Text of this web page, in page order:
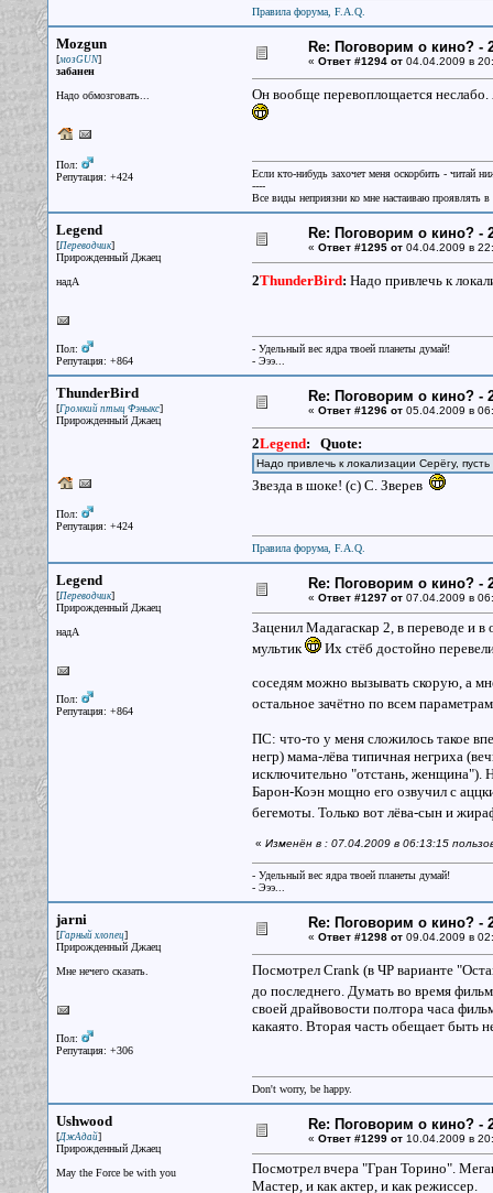
Правила форума, F.A.Q.
Mozgun
[мозGUN]
забанен
Надо обмозговать...
Пол:
Репутация: +424
Re: Поговорим о кино? -
« Ответ #1294 от04.04.2009 в
Он вообще перевоплощается неслабо.
Если кто-нибудь захочет меня оскорбить - читай
----
Все виды неприязни ко мне настаиваю проявлять
Legend
[Переводчик]
Прирожденный Джаец
надА
Пол:
Репутация: +864
Re: Поговорим о кино? -
« Ответ #1295 от04.04.2009 в
2ThunderBird: Надо привлечь к
- Удельный вес ядра твоей планеты думай!
- Эээ...
ThunderBird
[Громкий птыц Фэныкс]
Прирожденный Джаец
Пол:
Репутация: +424
Re: Поговорим о кино? -
« Ответ #1296 от05.04.2009 в
2Legend: Quote:
Надо привлечь к локализации Серёгу,
Звезда в шоке! (с) С. Зверев
Правила форума, F.A.Q.
Legend
[Переводчик]
Прирожденный Джаец
надА
Пол:
Репутация: +864
Re: Поговорим о кино? -
« Ответ #1297 от07.04.2009 в
Заценил Мадагаскар 2, в переводе и в
мультик
Их стёб достойно
соседям можно вызывать скорую, а
остальное зачётно по всем
ПС: что-то у меня сложилось такое
негр) мама-лёва типичная негриха
исключительно "отстань, женщина").
Барон-Коэн мощно его озвучил с
бегемоты. Только вот лёва-сын и
« Изменён в : 07.04.2009 в 06:13:15
- Удельный вес ядра твоей планеты думай!
- Эээ...
jarni
[Гарный хлопец]
Прирожденный Джаец
Мне нечего сказать.
Пол:
Репутация: +306
Re: Поговорим о кино? -
« Ответ #1298 от09.04.2009 в
Посмотрел Crank (в ЧР варианте
до последнего. Думать во время
своей драйвовости полтора часа
какаято. Вторая часть обещает быть
Don't worry, be happy.
Ushwood
[ДжАдай]
Прирожденный Джаец
May the Force be with you
Re: Поговорим о кино? -
« Ответ #1299 от10.04.2009 в
Посмотрел вчера "Гран Торино".
Мастер, и как актер, и как режиссер.